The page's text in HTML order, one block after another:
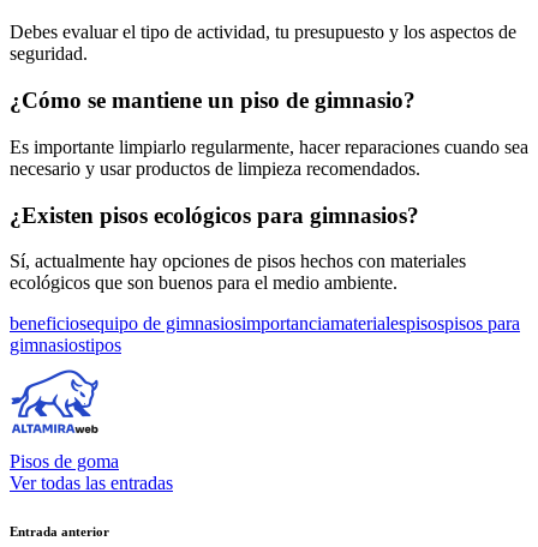
Debes evaluar el tipo de actividad, tu presupuesto y los aspectos de
seguridad.
¿Cómo se mantiene un piso de gimnasio?
Es importante limpiarlo regularmente, hacer reparaciones cuando sea
necesario y usar productos de limpieza recomendados.
¿Existen pisos ecológicos para gimnasios?
Sí, actualmente hay opciones de pisos hechos con materiales
ecológicos que son buenos para el medio ambiente.
Etiquetas:
beneficiosequipo de gimnasiosimportanciamaterialespisospisos para
gimnasiostipos
Pisos de goma
Ver todas las entradas
Navegación
Entrada anterior